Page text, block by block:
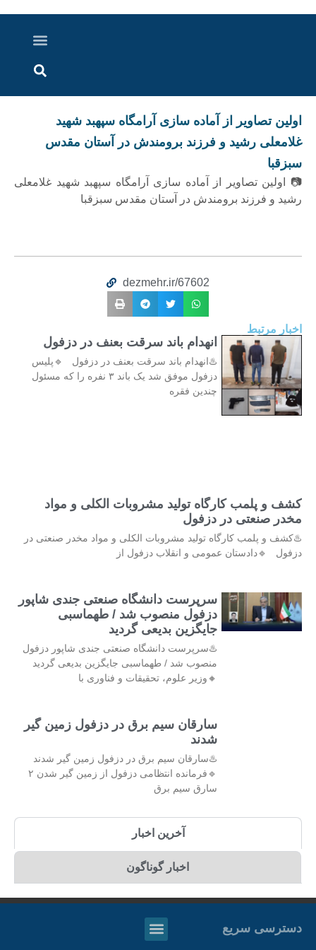
اولین تصاویر از آماده سازی آرامگاه سپهبد شهید
غلامعلی رشید و فرزند برومندش در آستان مقدس
سبزقبا
📷 اولین تصاویر از آماده سازی آرامگاه سپهبد شهید غلامعلی
رشید و فرزند برومندش در آستان مقدس سبزقبا
dezmehr.ir/67602
اخبار مرتبط
انهدام باند سرقت بعنف در دزفول
♨️انهدام باند سرقت بعنف در دزفول 🔹پلیس
دزفول موفق شد یک باند ۳ نفره را که مسئول
چندین فقره
کشف و پلمب کارگاه تولید مشروبات الکلی و مواد
مخدر صنعتی در دزفول
♨️کشف و پلمب کارگاه تولید مشروبات الکلی و مواد مخدر صنعتی در
دزفول 🔹دادستان عمومی و انقلاب دزفول از
سرپرست دانشگاه صنعتی جندی شاپور
دزفول منصوب شد / طهماسبی
جایگزین بدیعی گردید
♨️سرپرست دانشگاه صنعتی جندی شاپور دزفول
منصوب شد / طهماسبی جایگزین بدیعی گردید
🔸وزیر علوم، تحقیقات و فناوری با
سارقان سیم برق در دزفول زمین گیر
شدند
♨️سارقان سیم برق در دزفول زمین گیر شدند
🔹فرمانده انتظامی دزفول از زمین گیر شدن ۲
سارق سیم برق
آخرین اخبار
اخبار گوناگون
دسترسی سریع